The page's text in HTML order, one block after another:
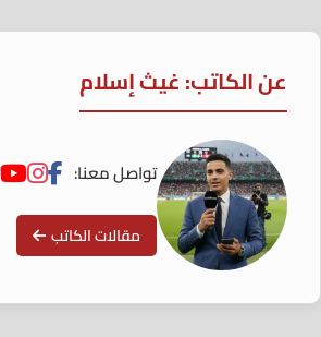
عن الكاتب: غيث إسلام
تواصل معنا:
مقالات الكاتب